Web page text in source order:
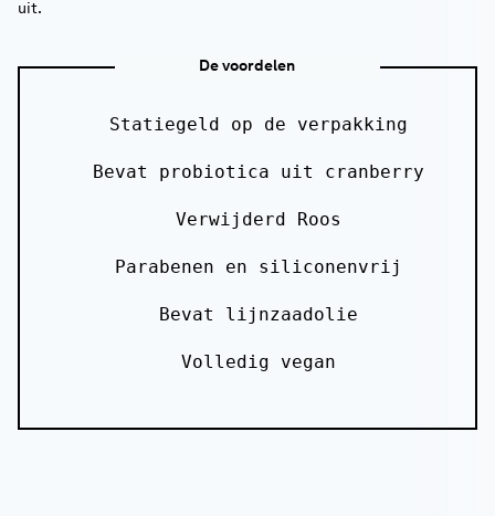
uit.
De voordelen
Statiegeld op de verpakking
Bevat probiotica uit cranberry
Verwijderd Roos
Parabenen en siliconenvrij
Bevat lijnzaadolie
Volledig vegan